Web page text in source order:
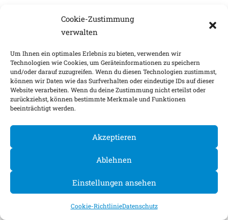
Cookie-Zustimmung
verwalten
Um Ihnen ein optimales Erlebnis zu bieten, verwenden wir
Technologien wie Cookies, um Geräteinformationen zu speichern
und/oder darauf zuzugreifen. Wenn du diesen Technologien zustimmst,
können wir Daten wie das Surfverhalten oder eindeutige IDs auf dieser
Website verarbeiten. Wenn du deine Zustimmung nicht erteilst oder
zurückziehst, können bestimmte Merkmale und Funktionen
beeinträchtigt werden.
Akzeptieren
Ablehnen
Einstellungen ansehen
Cookie-RichtlinieDatenschutz